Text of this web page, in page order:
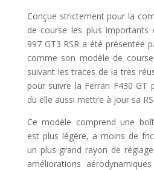
Conçue strictement pour la
de course les plus importants
997 GT3 RSR a été présentée
comme son modèle de
suivant les traces de la très
pour suivre la Ferrari F430 GT
du elle aussi mettre à jour sa
Ce modèle comprend une
est plus légère, a moins de
un plus grand rayon de
améliorations